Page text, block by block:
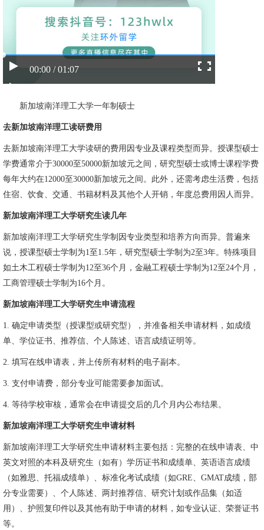
00:00 / 01:07
新加坡南洋理工大学一年制硕士
去新加坡南洋理工读研费用
去新加坡南洋理工大学读研的费用因专业及课程类型而异。授课型硕士
学费通常介于30000至50000新加坡元之间，研究型硕士或博士课程学费
每年大约在12000至30000新加坡元之间。此外，还需考虑生活费，包括
住宿、饮食、交通、书籍材料及其他个人开销，年度总费用因人而异。
新加坡南洋理工大学研究生读几年
新加坡南洋理工大学研究生学制因专业类型和培养方向而异。普遍来
说，授课型硕士学制为1至1.5年，研究型硕士学制为2至3年。特殊项目
如土木工程硕士学制为12至36个月，金融工程硕士学制为12至24个月，
工商管理硕士学制为16个月。
新加坡南洋理工大学研究生申请流程
1. 确定申请类型（授课型或研究型），并准备相关申请材料，如成绩
单、学位证书、推荐信、个人陈述、语言成绩证明等。
2. 填写在线申请表，并上传所有材料的电子副本。
3. 支付申请费，部分专业可能需要参加面试。
4. 等待学校审核，通常会在申请提交后的几个月内公布结果。
新加坡南洋理工大学研究生申请材料
新加坡南洋理工大学研究生申请材料主要包括：完整的在线申请表、中
英文对照的本科及研究生（如有）学历证书和成绩单、英语语言成绩
（如雅思、托福成绩单）、标准化考试成绩（如GRE、GMAT成绩，部
分专业需要）、个人陈述、两封推荐信、研究计划或作品集（如适
用）、护照复印件以及其他有助于申请的材料，如专业认证、荣誉证书
等。